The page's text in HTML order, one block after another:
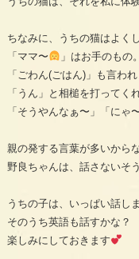
ちなみに、うちの猫はよく
「ママ〜
」はお手のもの。
「ごわん(ごはん)」も言われ
「うん」と相槌を打ってく
「そうやんなぁ〜」「にゃ
親の発する言葉が多いから
野良ちゃんは、話さないそう
うちの子は、いっぱい話しま
そのうち英語も話すかな
楽しみにしておきます